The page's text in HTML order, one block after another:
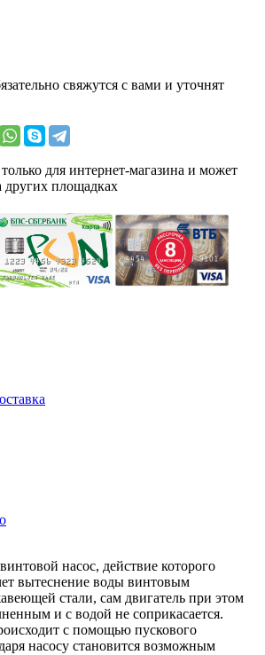
свяжутся с вами и уточнят
для интернет-магазина и может
других площадках
насос, действие которого
вытеснение воды винтовым
стали, сам двигатель при этом
и с водой не соприкасается.
с помощью пускового
насосу становится возможным